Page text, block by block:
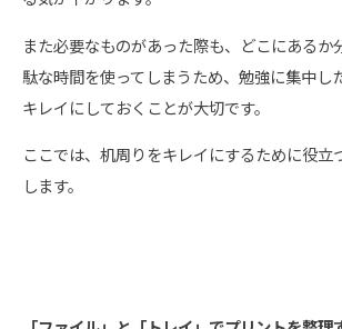
また必要なものがあった際も、どこにあるか
駄な時間を使ってしまうため、勉強に集中し
キレイにしておくことが大切です。
ここでは、机周りをキレイにするために役立
します。